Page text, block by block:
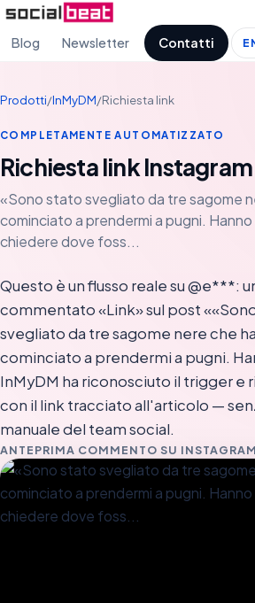
Blog Newsletter Contatti
Prodotti/InMyDM/Richiesta link
COMPLETAMENTE AUTOMATIZZATO
Richiesta link
«Sono stato svegliato da tre sagome
cominciato a prendermi a pugni.
chiedere dove foss...
Questo è un flusso reale su @e***:
commentato «Link» sul post
svegliato da tre sagome nere che
cominciato a prendermi a pugni.
InMyDM ha riconosciuto il trigger e
con il link tracciato all'articolo —
manuale del team social.
ANTEPRIMA COMMENTO SU INSTAGRAM